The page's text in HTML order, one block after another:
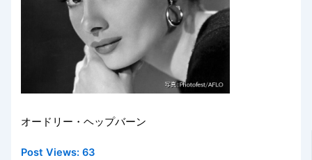
オードリー・ヘップバーン
Post Views: 63